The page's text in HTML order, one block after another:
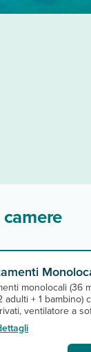
monolocali (36
adulti + 1 bambino)
ventilatore a
tv con alcuni
attrezzato,
o veranda. A